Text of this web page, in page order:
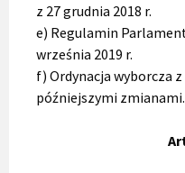
z 27 grudnia 2018 r.
e) Regulamin
września 2019 r.
f) Ordynacja wyborcza z
późniejszymi zmianami.